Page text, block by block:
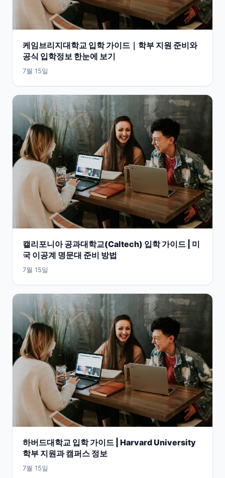
케임브리지대학교 입학 가이드｜학부 지원 준비와
공식 입학정보 한눈에 보기
7월 15일
캘리포니아 공과대학교(Caltech) 입학 가이드 | 미
국 이공계 명문대 준비 방법
7월 15일
하버드대학교 입학 가이드 | Harvard University
학부 지원과 캠퍼스 정보
7월 15일